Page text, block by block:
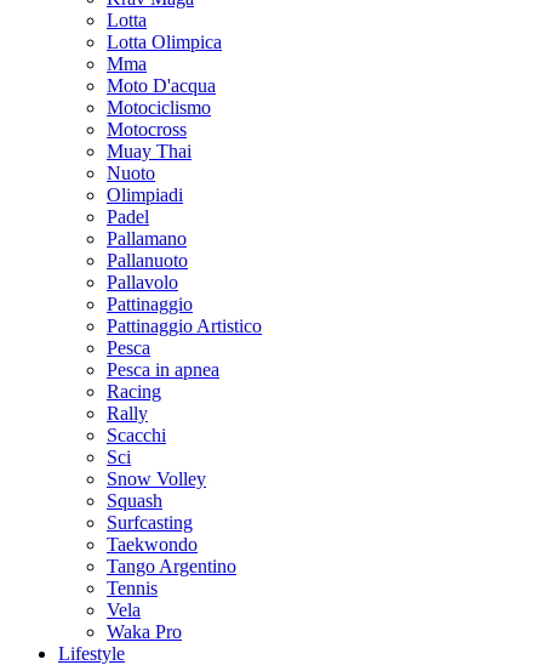
Lotta
Lotta Olimpica
Mma
Moto D'acqua
Motociclismo
Motocross
Muay Thai
Nuoto
Olimpiadi
Padel
Pallamano
Pallanuoto
Pallavolo
Pattinaggio
Pattinaggio Artistico
Pesca
Pesca in apnea
Racing
Rally
Scacchi
Sci
Snow Volley
Squash
Surfcasting
Taekwondo
Tango Argentino
Tennis
Vela
Waka Pro
Lifestyle